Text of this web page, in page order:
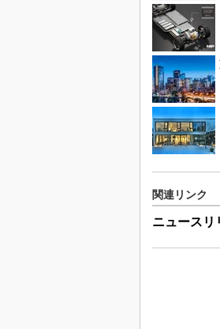
関連リンク
ニュースリ